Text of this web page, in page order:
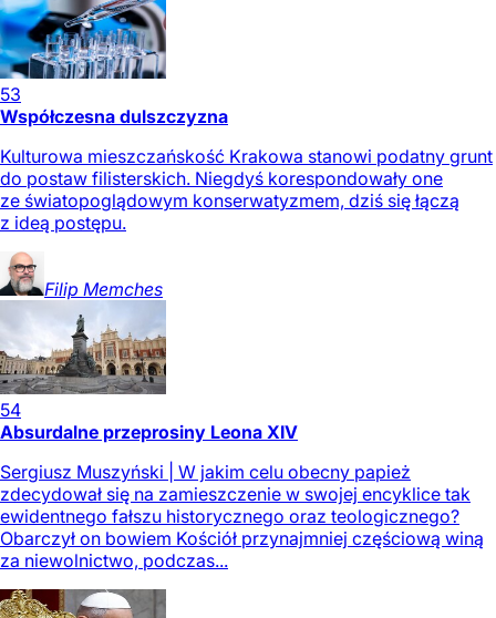
53
Współczesna dulszczyzna
Kulturowa mieszczańskość Krakowa stanowi podatny grunt
do postaw filisterskich. Niegdyś korespondowały one
ze światopoglądowym konserwatyzmem, dziś się łączą
z ideą postępu.
Filip Memches
54
Absurdalne przeprosiny Leona XIV
Sergiusz Muszyński | W jakim celu obecny papież
zdecydował się na zamieszczenie w swojej encyklice tak
ewidentnego fałszu historycznego oraz teologicznego?
Obarczył on bowiem Kościół przynajmniej częściową winą
za niewolnictwo, podczas...